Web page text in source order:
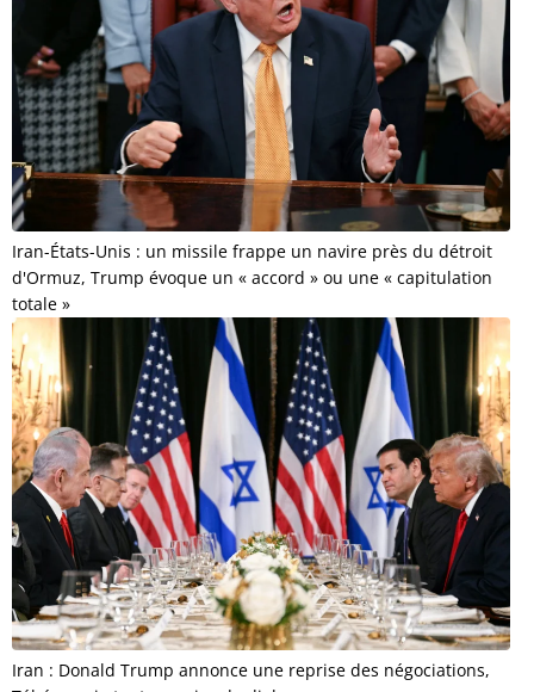
Iran-États-Unis : un missile frappe un navire près du détroit
d'Ormuz, Trump évoque un « accord » ou une « capitulation
totale »
Iran : Donald Trump annonce une reprise des négociations,